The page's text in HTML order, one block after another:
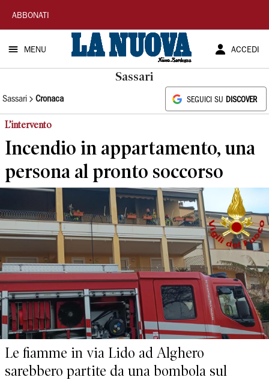
La
Nuova
Sardegna
ABBONATI
MENU ACCEDI
Sassari
Sassari Cronaca SEGUICI SU DISCOVER
L’intervento
Incendio in appartamento, una
persona al pronto soccorso
Le fiamme in via Lido ad Alghero
sarebbero partite da una bombola sul